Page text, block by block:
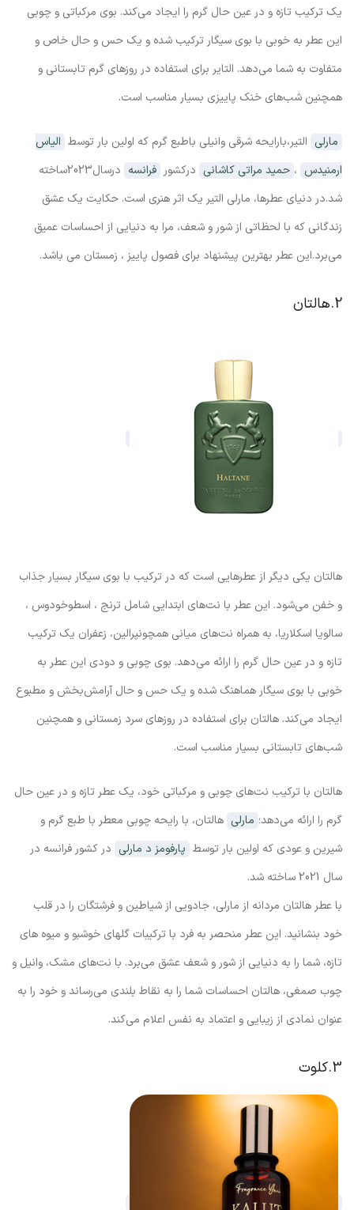
یک ترکیب تازه و در عین حال گرم را ایجاد می‌کند. بوی مرکباتی و چوبی
این عطر به خوبی با بوی سیگار ترکیب شده و یک حس و حال خاص و
متفاوت به شما می‌دهد. التایر برای استفاده در روزهای گرم تابستانی و
همچنین شب‌های خنک پاییزی بسیار مناسب است.
مارلی التیر،بارایحه شرقی وانیلی باطبع گرم که اولین بار توسط الیاس
ارمنیدس ، حمید مراتی کاشانی درکشور فرانسه
درسال2023ساخته
شد.در دنیای عطرها، مارلی التیر یک اثر هنری است. حکایت یک عشق
زندگانی که با لحظاتی از شور و شعف، مرا به دنیایی از احساسات عمیق
می‌برد.این عطر بهترین پیشنهاد برای فصول پاییز ، زمستان می باشد.
2.هالتان
هالتان یکی دیگر از عطرهایی است که در ترکیب با بوی سیگار بسیار جذاب
و خفن می‌شود. این عطر با نت‌های ابتدایی شامل ترنج ، اسطوخودوس ،
سالویا اسکلاریا، به همراه نت‌های میانی همچونپرالین، زعفران یک ترکیب
تازه و در عین حال گرم را ارائه می‌دهد. بوی چوبی و دودی این عطر به
خوبی با بوی سیگار هماهنگ شده و یک حس و حال آرامش‌بخش و مطبوع
ایجاد می‌کند. هالتان برای استفاده در روزهای سرد زمستانی و همچنین
شب‌های تابستانی بسیار مناسب است.
هالتان با ترکیب نت‌های چوبی و مرکباتی خود، یک عطر تازه و در عین حال
گرم را ارائه می‌دهد؛ مارلی هالتان، با رایحه چوبی معطر با طبع گرم و
شیرین و عودی که اولین بار توسط پارفومز د مارلی در کشور فرانسه در
سال 2021 ساخته شد.
با عطر هالتان مردانه از مارلی، جادویی از شیاطین و فرشتگان را در قلب
خود بنشانید. این عطر منحصر به فرد با ترکیبات گلهای خوشبو و میوه های
تازه، شما را به دنیایی از شور و شعف عشق می‌برد. با نت‌های مشک، وانیل و
چوب صمغی، هالتان احساسات شما را به نقاط بلندی می‌رساند و خود را به
عنوان نمادی از زیبایی و اعتماد به نفس اعلام می‌کند.
3.کلوت